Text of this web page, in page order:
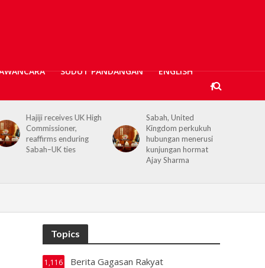
SUDUT PANDANGAN ENGLISH
Sabah, United
Kingdom perkukuh
hubungan menerusi
kunjungan hormat
Kerajaan Negeri
prihatin, 362 mangsa
banjir Tawau terima
bantuan kewangan
Topics
Berita Gagasan Rakyat
1,116